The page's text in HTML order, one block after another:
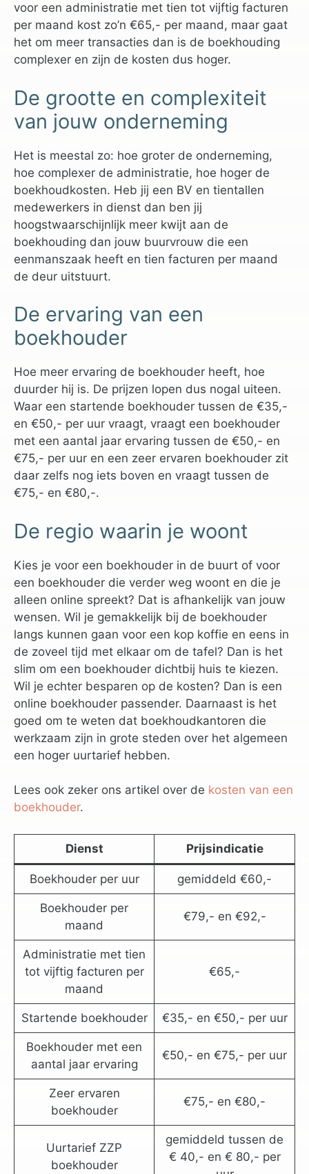
voor een administratie met tien tot vijftig facturen
per maand kost zo’n €65,- per maand, maar gaat
het om meer transacties dan is de boekhouding
complexer en zijn de kosten dus hoger.
De grootte en complexiteit
van jouw onderneming
Het is meestal zo: hoe groter de onderneming,
hoe complexer de administratie, hoe hoger de
boekhoudkosten. Heb jij een BV en tientallen
medewerkers in dienst dan ben jij
hoogstwaarschijnlijk meer kwijt aan de
boekhouding dan jouw buurvrouw die een
eenmanszaak heeft en tien facturen per maand
de deur uitstuurt.
De ervaring van een
boekhouder
Hoe meer ervaring de boekhouder heeft, hoe
duurder hij is. De prijzen lopen dus nogal uiteen.
Waar een startende boekhouder tussen de €35,-
en €50,- per uur vraagt, vraagt een boekhouder
met een aantal jaar ervaring tussen de €50,- en
€75,- per uur en een zeer ervaren boekhouder zit
daar zelfs nog iets boven en vraagt tussen de
€75,- en €80,-.
De regio waarin je woont
Kies je voor een boekhouder in de buurt of voor
een boekhouder die verder weg woont en die je
alleen online spreekt? Dat is afhankelijk van jouw
wensen. Wil je gemakkelijk bij de boekhouder
langs kunnen gaan voor een kop koffie en eens in
de zoveel tijd met elkaar om de tafel? Dan is het
slim om een boekhouder dichtbij huis te kiezen.
Wil je echter besparen op de kosten? Dan is een
online boekhouder passender. Daarnaast is het
goed om te weten dat boekhoudkantoren die
werkzaam zijn in grote steden over het algemeen
een hoger uurtarief hebben.
Lees ook zeker ons artikel over de kosten van een
boekhouder.
Dienst Prijsindicatie
Boekhouder per uur gemiddeld €60,-
Boekhouder per
maand
€79,- en €92,-
Administratie met tien
tot vijftig facturen per
maand
€65,-
Startende boekhouder €35,- en €50,- per uur
Boekhouder met een
aantal jaar ervaring
€50,- en €75,- per uur
Zeer ervaren
boekhouder
€75,- en €80,-
Uurtarief ZZP
boekhouder
gemiddeld tussen de
€ 40,- en € 80,- per